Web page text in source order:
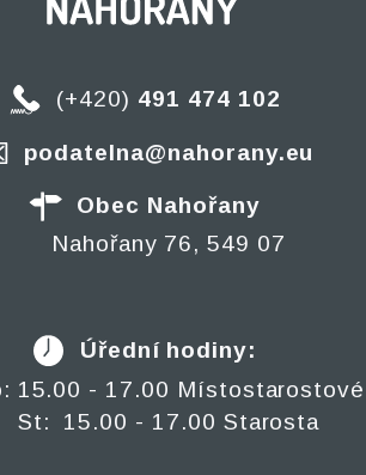
(+420) 491 474 102
podatelna@nahorany.eu
Obec Nahořany
Nahořany 76, 549 07
Úřední hodiny:
15.00 - 17.00 Místostarostové
St: 15.00 - 17.00 Starosta